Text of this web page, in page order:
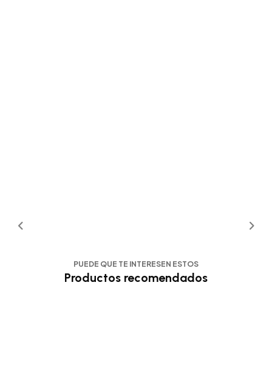
PUEDE QUE TE INTERESEN ESTOS
Productos recomendados